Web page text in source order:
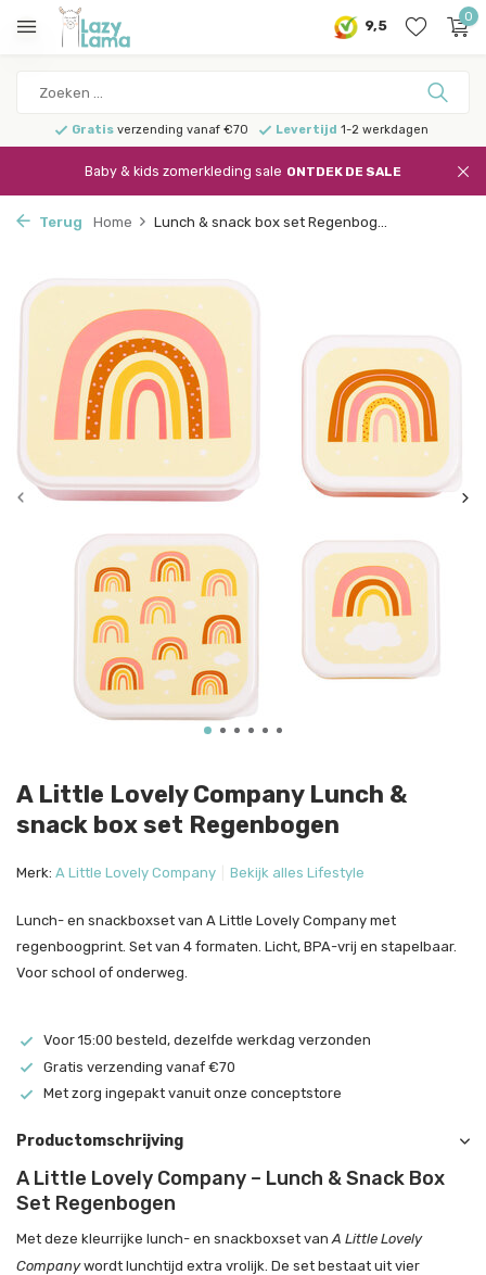
9,5
0
Gratis verzending vanaf €70 Levertijd 1-2 werkdagen
Baby & kids zomerkleding sale ONTDEK DE SALE
Terug Home Lunch & snack box set Regenbog...
A Little Lovely Company Lunch &
snack box set Regenbogen
Merk: A Little Lovely Company Bekijk alles Lifestyle
Lunch- en snackboxset van A Little Lovely Company met
regenboogprint. Set van 4 formaten. Licht, BPA-vrij en stapelbaar.
Voor school of onderweg.
Voor 15:00 besteld, dezelfde werkdag verzonden
Gratis verzending vanaf €70
Met zorg ingepakt vanuit onze conceptstore
Productomschrijving
A Little Lovely Company – Lunch & Snack Box
Set Regenbogen
Met deze kleurrijke lunch- en snackboxset van A Little Lovely
Companywordt lunchtijd extra vrolijk. De set bestaat uit vier